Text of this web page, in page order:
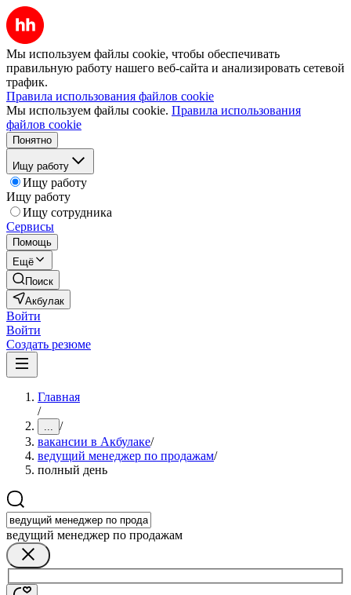
Мы используем файлы cookie, чтобы обеспечивать
правильную работу нашего веб-сайта и анализировать сетевой
трафик.
Правила использования файлов cookie
Мы используем файлы cookie. Правила использования
файлов cookie
Понятно
Ищу работу
Ищу работу
Ищу работу
Ищу сотрудника
Сервисы
Помощь
Ещё
Поиск
Акбулак
Войти
Войти
Создать резюме
Главная
/
... /
вакансии в Акбулаке/
ведущий менеджер по продажам/
полный день
ведущий менеджер по продажам